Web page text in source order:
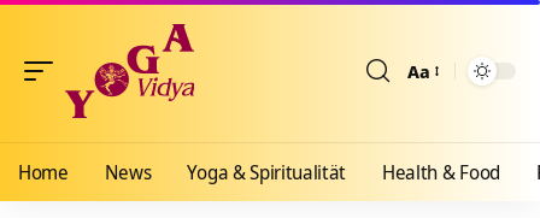
Aa
Home News Yoga & Spiritualität Health & Food